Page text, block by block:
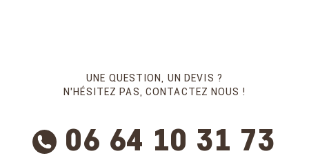
UNE QUESTION, UN DEVIS ?
N’HÉSITEZ PAS, CONTACTEZ NOUS !
06 64 10 31 73